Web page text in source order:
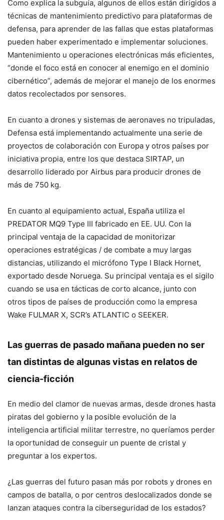
Como explica la subguía, algunos de ellos están dirigidos a
técnicas de mantenimiento predictivo para plataformas de
defensa, para aprender de las fallas que estas plataformas
pueden haber experimentado e implementar soluciones.
Mantenimiento u operaciones electrónicas más eficientes,
“donde el foco está en conocer al enemigo en el dominio
cibernético”, además de mejorar el manejo de los enormes
datos recolectados por sensores.
En cuanto a drones y sistemas de aeronaves no tripuladas,
Defensa está implementando actualmente una serie de
proyectos de colaboración con Europa y otros países por
iniciativa propia, entre los que destaca SIRTAP, un
desarrollo liderado por Airbus para producir drones de
más de 750 kg.
En cuanto al equipamiento actual, España utiliza el
PREDATOR MQ9 Type III fabricado en EE. UU. Con la
principal ventaja de la capacidad de monitorizar
operaciones estratégicas / de combate a muy largas
distancias, utilizando el micrófono Type I Black Hornet,
exportado desde Noruega. Su principal ventaja es el sigilo
cuando se usa en tácticas de corto alcance, junto con
otros tipos de países de producción como la empresa
Wake FULMAR X, SCR’s ATLANTIC o SEEKER.
Las guerras de pasado mañana pueden no ser
tan distintas de algunas vistas en relatos de
ciencia-ficción
En medio del clamor de nuevas armas, desde drones hasta
piratas del gobierno y la posible evolución de la
inteligencia artificial militar terrestre, no queríamos perder
la oportunidad de conseguir un puente de cristal y
preguntar a los expertos.
¿Las guerras del futuro pasan más por robots y drones en
campos de batalla, o por centros deslocalizados donde se
lanzan ataques contra la ciberseguridad de los estados?